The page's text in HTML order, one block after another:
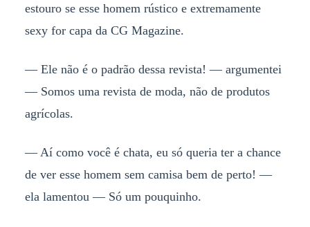
estouro se esse homem rústico e extremamente
sexy for capa da CG Magazine.
— Ele não é o padrão dessa revista! — argumentei
— Somos uma revista de moda, não de produtos
agrícolas.
— Aí como você é chata, eu só queria ter a chance
de ver esse homem sem camisa bem de perto! —
ela lamentou — Só um pouquinho.